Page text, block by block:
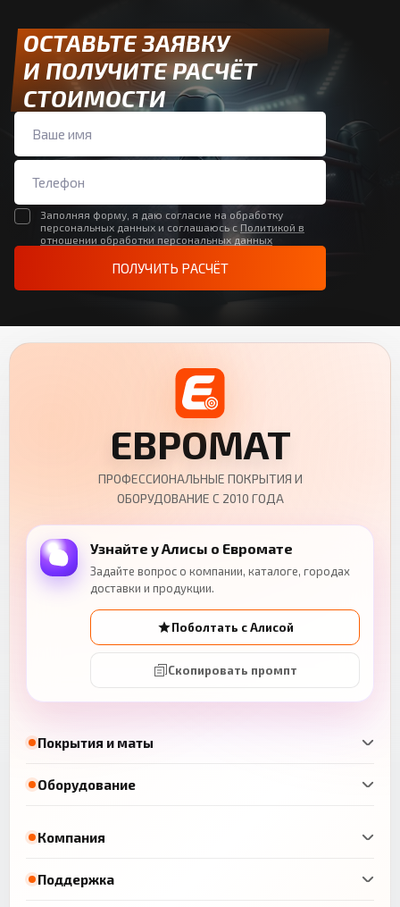
ОСТАВЬТЕ ЗАЯВКУ
И ПОЛУЧИТЕ РАСЧЁТ
СТОИМОСТИ
Заполняя форму, я даю согласие на обработку
персональных данных и соглашаюсь с Политикой в
отношении обработки персональных данных
ПОЛУЧИТЬ РАСЧЁТ
Покрытия и маты
Оборудование
ЕВРОМАТ
ПРОФЕССИОНАЛЬНЫЕ ПОКРЫТИЯ И
ОБОРУДОВАНИЕ С 2010 ГОДА
Узнайте у Алисы о Евромате
Задайте вопрос о компании, каталоге, городах
доставки и продукции.
Поболтать с Алисой
Скопировать промпт
Компания
Поддержка